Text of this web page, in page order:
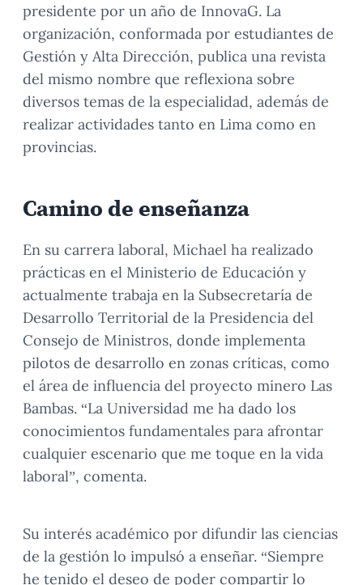
presidente por un año de InnovaG. La
organización, conformada por estudiantes de
Gestión y Alta Dirección, publica una revista
del mismo nombre que reflexiona sobre
diversos temas de la especialidad, además de
realizar actividades tanto en Lima como en
provincias.
Camino de enseñanza
En su carrera laboral, Michael ha realizado
prácticas en el Ministerio de Educación y
actualmente trabaja en la Subsecretaría de
Desarrollo Territorial de la Presidencia del
Consejo de Ministros, donde implementa
pilotos de desarrollo en zonas críticas, como
el área de influencia del proyecto minero Las
Bambas. “La Universidad me ha dado los
conocimientos fundamentales para afrontar
cualquier escenario que me toque en la vida
laboral”, comenta.
Su interés académico por difundir las ciencias
de la gestión lo impulsó a enseñar. “Siempre
he tenido el deseo de poder compartir lo